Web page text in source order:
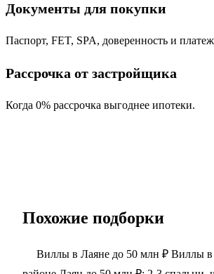
Документы для покупки
Паспорт, FET, SPA, доверенность и
Рассрочка от застройщика
Когда 0% рассрочка выгоднее ипотеки.
Похожие подборки
Виллы в Лаяне до 50 млн ₽ Виллы